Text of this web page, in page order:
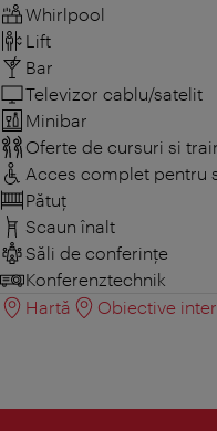
Whirlpool
Lift
Bar
Televizor cablu/satelit
Minibar
Oferte de cursuri si
Acces complet pentru
Pătuţ
Scaun înalt
Săli de conferințe
Konferenztechnik
Hartă
Obiective